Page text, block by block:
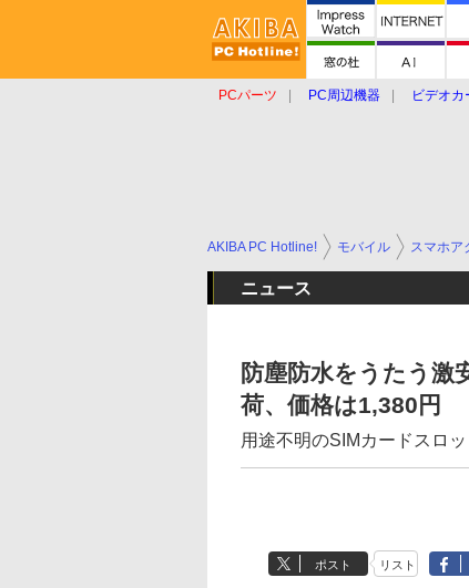
PCパーツ PC周辺機器 ビデオカ
AKIBA PC Hotline! モバイル スマホア
ニュース
防塵防水をうたう
荷、価格は1,380円
用途不明のSIMカードスロッ
ポスト リスト